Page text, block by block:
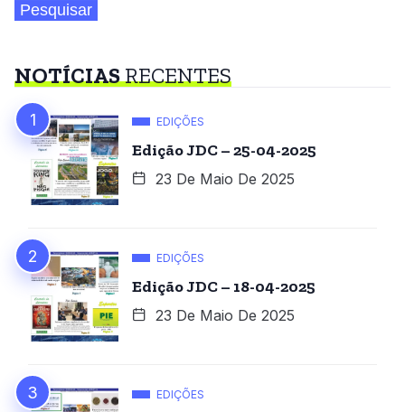
Pesquisar
NOTÍCIASRECENTES
EDIÇÕES
Edição JDC – 25-04-2025
23 De Maio De 2025
EDIÇÕES
Edição JDC – 18-04-2025
23 De Maio De 2025
EDIÇÕES